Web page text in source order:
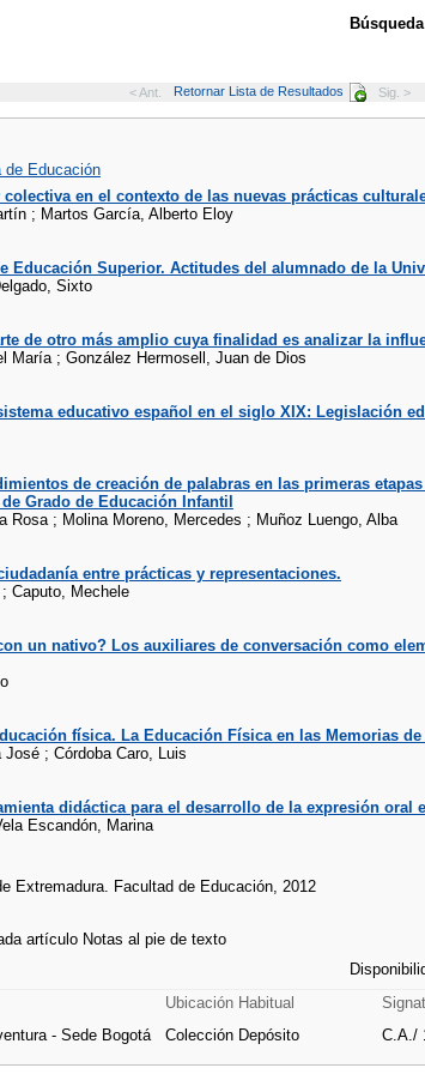
< Ant. Retornar Lista de Resultados Sig. >
de Educación
colectiva en el contexto de las nuevas prácticas
; Martos García, Alberto Eloy
Educación Superior. Actitudes del alumnado de la
Sixto
de otro más amplio cuya finalidad es analizar la
María ; González Hermosell, Juan de Dios
educativo español en el siglo XIX: Legislación
de creación de palabras en las primeras
Grado de Educación Infantil
Rosa ; Molina Moreno, Mercedes ; Muñoz Luengo, Alba
entre prácticas y representaciones.
Caputo, Mechele
un nativo? Los auxiliares de conversación como
física. La Educación Física en las Memorias
; Córdoba Caro, Luis
didáctica para el desarrollo de la expresión oral
Escandón, Marina
Extremadura. Facultad de Educación, 2012
artículo Notas al pie de texto
Ubicación Habitual
- Sede Bogotá Colección Depósito C.A./